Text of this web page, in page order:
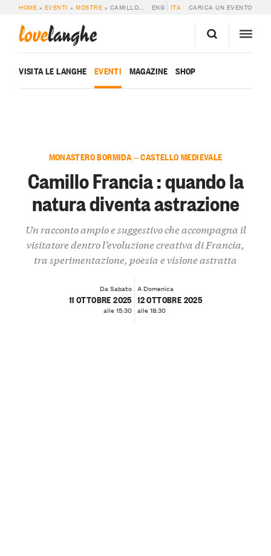
HOME » EVENTI »MOSTRE » CAMILLO FRANCIA : QUANDO LA NATURA DIVENTA ASTRAZIONE ENG ITA CARICA UN EVENTO
lovelanghe
VISITA LE LANGHE EVENTI MAGAZINE SHOP
MONASTERO BORMIDA — CASTELLO MEDIEVALE
Camillo Francia : quando la
natura diventa astrazione
Un racconto ampio e suggestivo che accompagna il
visitatore dentro l’evoluzione creativa di Francia,
tra sperimentazione, poesia e visione astratta
Da Sabato
11 OTTOBRE 2025
alle 15:30
A Domenica
12 OTTOBRE 2025
alle 18:30